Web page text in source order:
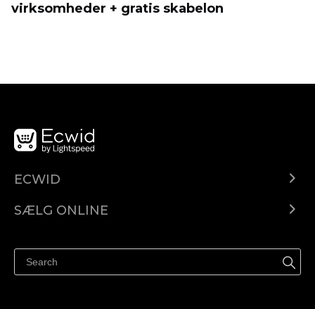
virksomheder + gratis skabelon
ECWID
Pris
SÆLG ONLINE
Sælg på Facebook
Sælg på Instagram